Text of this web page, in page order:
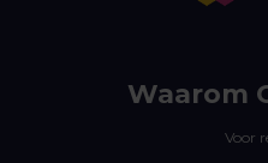
Waarom
Voor